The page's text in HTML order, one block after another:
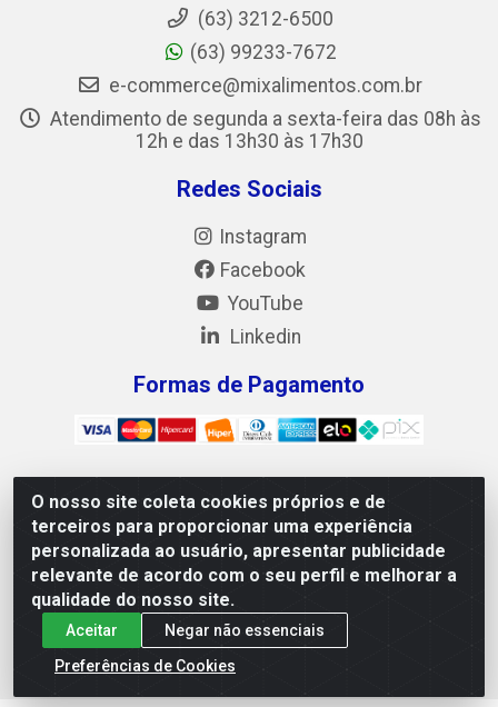
O nosso site coleta cookies próprios e de
terceiros para proporcionar uma experiência
personalizada ao usuário, apresentar publicidade
relevante de acordo com o seu perfil e melhorar a
qualidade do nosso site.
Aceitar
Negar não essenciais
Preferências de Cookies
(63) 3212-6500
(63) 99233-7672
e-commerce@mixalimentos.com.br
Atendimento de segunda a sexta-feira das 08h às
12h e das 13h30 às 17h30
Redes Sociais
Instagram
Facebook
YouTube
Linkedin
Formas de Pagamento
Mix Alimentos LTDA - Quadra Asr Ne 55 (412 Norte), Alameda
02, S/N - Plano Diretor Norte, Palmas/TO - CEP 77.006-540 -
CNPJ 05.922.500/0001-02